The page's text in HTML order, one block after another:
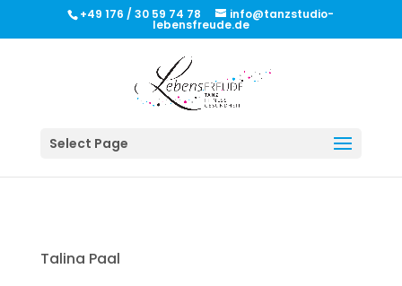
+49 176 / 30 59 74 78 info@tanzstudio-
lebensfreude.de
Select Page
Talina Paal